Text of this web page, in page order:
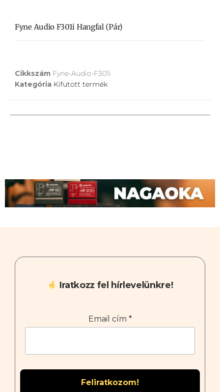
Fyne Audio F301i Hangfal (pár)
Cikkszám Fyne-Audio-F301i
Kategória Kifutott termék
Iratkozz fel hírlevelünkre!
Email cím *